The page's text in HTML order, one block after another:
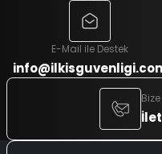
E-Mail ile Destek